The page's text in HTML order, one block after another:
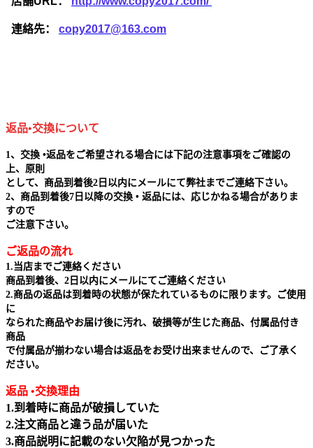
連絡先： copy2017@163.com
返品•交換について
1、交換 •返品をご希望される場合には下記の注意事項をご確認の
上、原則
として、商品到着後2日以内にメールにて弊社までご連絡下さい。
2、商品到着後7日以降の交換 • 返品には、応じかねる場合がありま
すので
ご注意下さい。
ご返品の流れ
1.当店までご連絡ください
商品到着後、2日以内にメールにてご連絡ください
2.商品の返品は到着時の状態が保たれているものに限ります。ご使用
に
なられた商品やお届け後に汚れ、破損等が生じた商品、付属品付き
商品
で付属品が揃わない場合は返品をお受け出来ませんので、ご了承く
ださい。
返品 •交換理由
1.到着時に商品が破損していた
2.注文商品と違う品が届いた
3.商品説明に記載のない欠陥が見つかった